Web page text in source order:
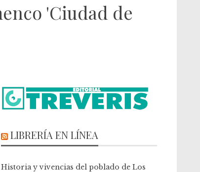
'Ciudad de
LIBRERÍA EN LÍNEA
Historia y vivencias del poblado de Los